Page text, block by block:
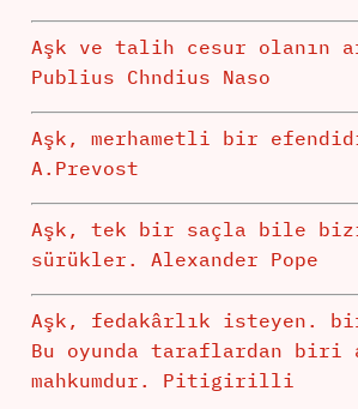
Aşk ve talih cesur olanın
Publius Chndius Naso
Aşk, merhametli bir
A.Prevost
Aşk, tek bir saçla bile bizi
sürükler. Alexander Pope
Aşk, fedakârlık isteyen.
Bu oyunda taraflardan biri
mahkumdur. Pitigirilli